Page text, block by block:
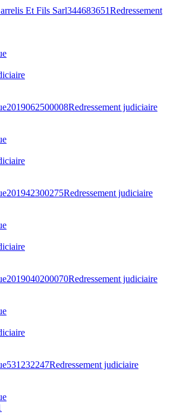
Et Fils Sarl344683651Redressement
2019062500008Redressement judiciaire
201942300275Redressement judiciaire
2019040200070Redressement judiciaire
531232247Redressement judiciaire